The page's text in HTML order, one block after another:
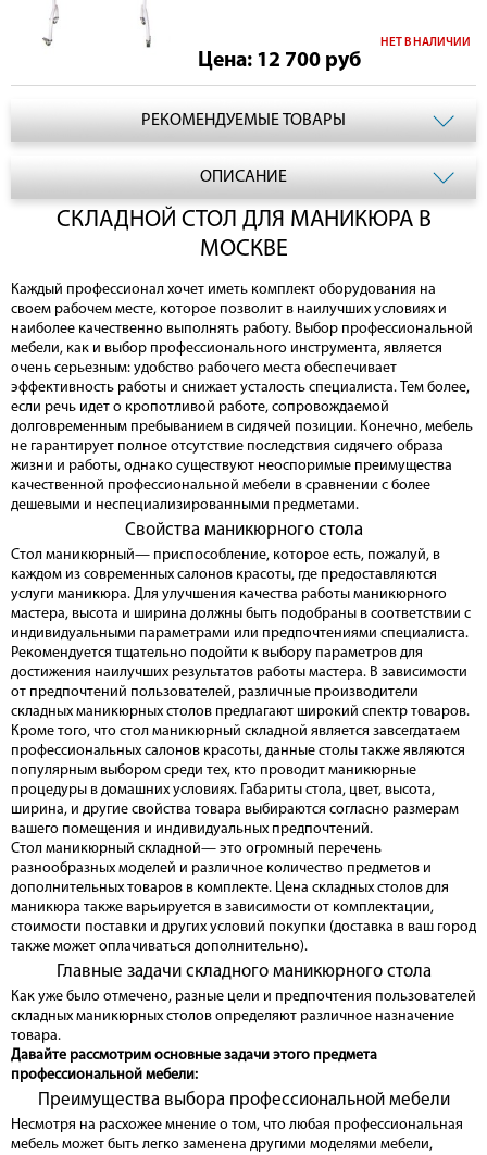
Цена: 12 700 руб
НЕТ В НАЛИЧИИ
РЕКОМЕНДУЕМЫЕ ТОВАРЫ
ОПИСАНИЕ
СКЛАДНОЙ CТОЛ ДЛЯ МАНИКЮРА В
МОСКВЕ
Каждый профессионал хочет иметь комплект оборудования на
своем рабочем месте, которое позволит в наилучших условиях и
наиболее качественно выполнять работу. Выбор профессиональной
мебели, как и выбор профессионального инструмента, является
очень серьезным: удобство рабочего места обеспечивает
эффективность работы и снижает усталость специалиста. Тем более,
если речь идет о кропотливой работе, сопровождаемой
долговременным пребыванием в сидячей позиции. Конечно, мебель
не гарантирует полное отсутствие последствия сидячего образа
жизни и работы, однако существуют неоспоримые преимущества
качественной профессиональной мебели в сравнении с более
дешевыми и неспециализированными предметами.
Свойства маникюрного стола
Стол маникюрный— приспособление, которое есть, пожалуй, в
каждом из современных салонов красоты, где предоставляются
услуги маникюра. Для улучшения качества работы маникюрного
мастера, высота и ширина должны быть подобраны в соответствии с
индивидуальными параметрами или предпочтениями специалиста.
Рекомендуется тщательно подойти к выбору параметров для
достижения наилучших результатов работы мастера. В зависимости
от предпочтений пользователей, различные производители
складных маникюрных столов предлагают широкий спектр товаров.
Кроме того, что стол маникюрный складной является завсегдатаем
профессиональных салонов красоты, данные столы также являются
популярным выбором среди тех, кто проводит маникюрные
процедуры в домашних условиях. Габариты стола, цвет, высота,
ширина, и другие свойства товара выбираются согласно размерам
вашего помещения и индивидуальных предпочтений.
Стол маникюрный складной— это огромный перечень
разнообразных моделей и различное количество предметов и
дополнительных товаров в комплекте. Цена складных столов для
маникюра также варьируется в зависимости от комплектации,
стоимости поставки и других условий покупки (доставка в ваш город
также может оплачиваться дополнительно).
Главные задачи складного маникюрного стола
Как уже было отмечено, разные цели и предпочтения пользователей
складных маникюрных столов определяют различное назначение
товара.
Давайте рассмотрим основные задачи этого предмета
профессиональной мебели:
Преимущества выбора профессиональной мебели
Несмотря на расхожее мнение о том, что любая профессиональная
мебель может быть легко заменена другими моделями мебели,